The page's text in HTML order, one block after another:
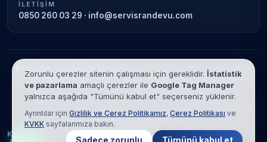
İLETIŞIM
0850 260 03 29 · info@servisrandevu.com
Garanti süresi sona ermiş veya özel
servis kapsamındaki cihazlar için hizmet verilir. Marka adları yalnızca
tanımlama amaçlıdır; yetkili servis ilişkisi bulunmamaktadır.
© 2026 SRT Elektronik Analiz Laboratuvar Sanayi Ve Ticaret Limited
Şirketi. Tüm hakları saklıdır.
KVKK
Çerez Politikası Hizmet Şartları
Zorunlu çerezler sitenin çalışması için gereklidir. İstatistik
ve pazarlama amaçlı çerezler ile Google Tag Manager
yalnızca aşağıda "Tümünü kabul et" seçerseniz yüklenir.
Ayrıntılar için Gizlilik ve Çerez Politikamız, Çerez Politikası ve
KVKK sayfalarımıza bakın.
Sadece zorunlu Tümünü kabul et